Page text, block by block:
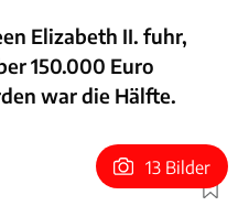
Elizabeth II. fuhr,
150.000 Euro
war die Hälfte.
Foto: Iconic Auctioneers
13 Bilder